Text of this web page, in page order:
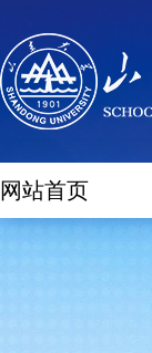
网站首页